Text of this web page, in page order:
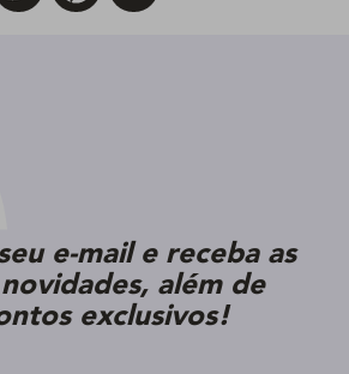
e-mail e receba as
além de
exclusivos!